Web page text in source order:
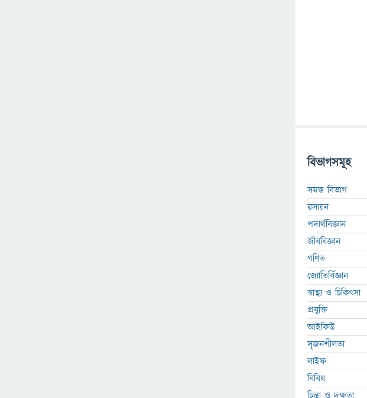
বিভাগসমূহ
সমস্ত বিভাগ
রসায়ন
পদার্থবিজ্ঞান
জীববিজ্ঞান
গণিত
জ্যোতির্বিজ্ঞান
স্বাস্থ্য ও চিকিৎসা
প্রযুক্তি
আইকিউ
সৃজনশীলতা
লাইফ
বিবিধ
চিন্তা ও দক্ষতা